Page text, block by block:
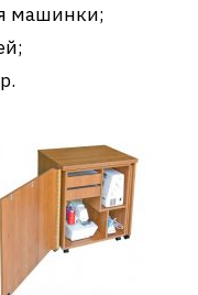
машинки;